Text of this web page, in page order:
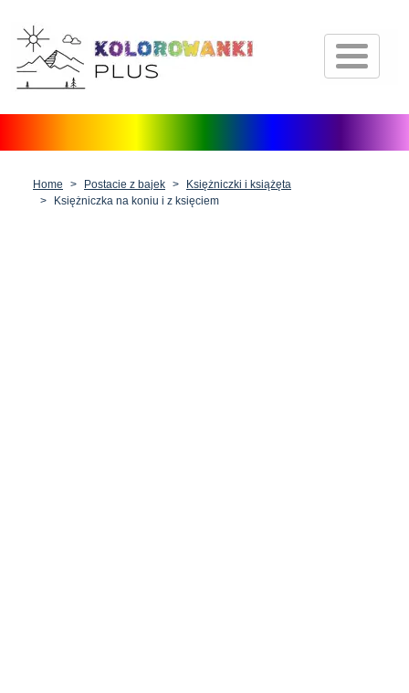
Strona główna
Postacie z bajek
Natura
Home Postacie z bajek
Księżniczki i książęta
Księżniczka na koniu i z księciem